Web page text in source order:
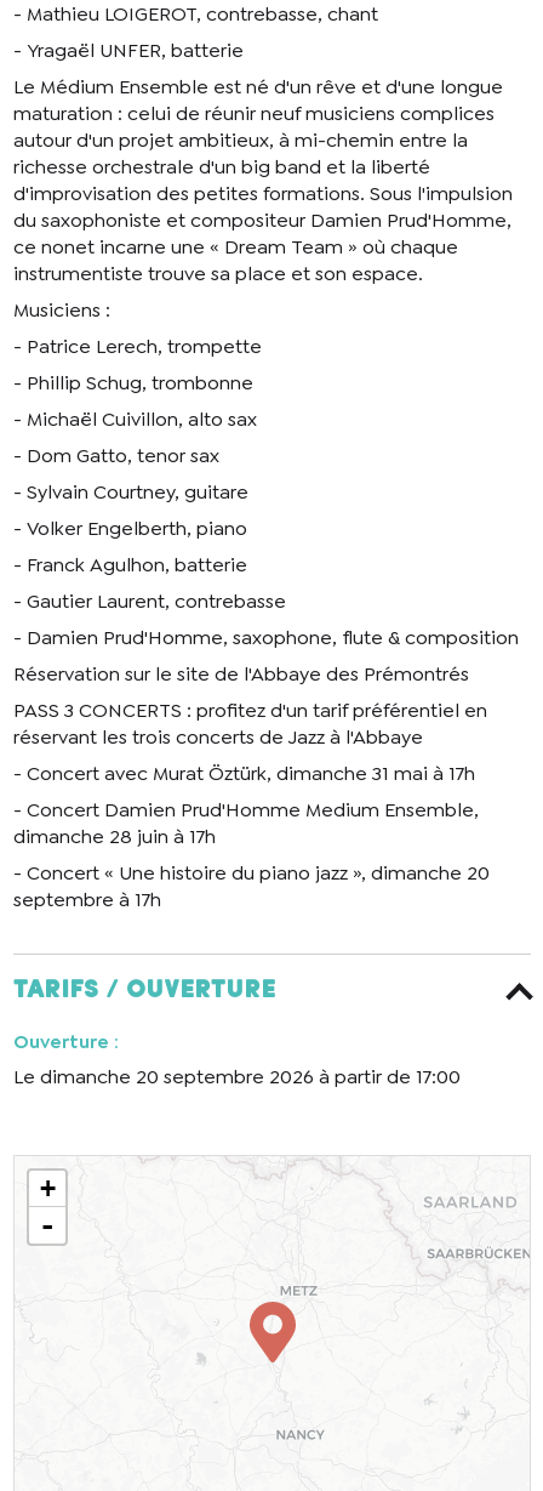
- Mathieu LOIGEROT, contrebasse, chant
- Yragaël UNFER, batterie
Le Médium Ensemble est né d'un rêve et d'une longue
maturation : celui de réunir neuf musiciens complices
autour d'un projet ambitieux, à mi-chemin entre la
richesse orchestrale d'un big band et la liberté
d'improvisation des petites formations. Sous l'impulsion
du saxophoniste et compositeur Damien Prud'Homme,
ce nonet incarne une « Dream Team » où chaque
instrumentiste trouve sa place et son espace.
Musiciens :
- Patrice Lerech, trompette
- Phillip Schug, trombonne
- Michaël Cuivillon, alto sax
- Dom Gatto, tenor sax
- Sylvain Courtney, guitare
- Volker Engelberth, piano
- Franck Agulhon, batterie
- Gautier Laurent, contrebasse
- Damien Prud'Homme, saxophone, flute & composition
Réservation sur le site de l'Abbaye des Prémontrés
PASS 3 CONCERTS : profitez d'un tarif préférentiel en
réservant les trois concerts de Jazz à l'Abbaye
- Concert avec Murat Öztürk, dimanche 31 mai à 17h
- Concert Damien Prud'Homme Medium Ensemble,
dimanche 28 juin à 17h
- Concert « Une histoire du piano jazz », dimanche 20
septembre à 17h
Tarifs / ouverture
Ouverture :
Le dimanche 20 septembre 2026 à partir de 17:00
+
-
informations saisies soient utilisées pour
permettre de me recontacter.